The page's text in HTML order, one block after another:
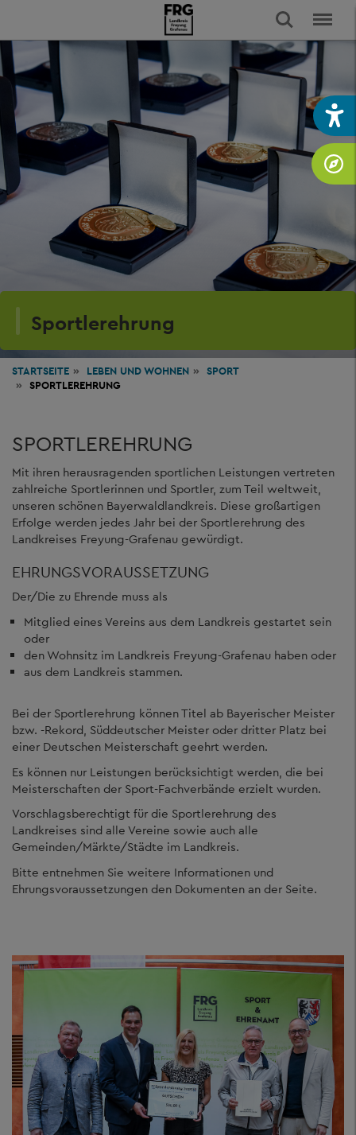
Sportlerehrung
STARTSEITE LEBEN UND WOHNEN
SPORT
SPORTLEREHRUNG
SPORTLEREHRUNG
Mit ihren herausragenden sportlichen Leistungen vertreten
zahlreiche Sportlerinnen und Sportler, zum Teil weltweit,
unseren schönen Bayerwaldlandkreis. Diese großartigen
Erfolge werden jedes Jahr bei der Sportlerehrung des
Landkreises Freyung-Grafenau gewürdigt.
EHRUNGSVORAUSSETZUNG
Der/Die zu Ehrende muss als
Mitglied eines Vereins aus dem Landkreis gestartet sein
oder
den Wohnsitz im Landkreis Freyung-Grafenau haben oder
aus dem Landkreis stammen.
Bei der Sportlerehrung können Titel ab Bayerischer Meister
bzw. -Rekord, Süddeutscher Meister oder dritter Platz bei
einer Deutschen Meisterschaft geehrt werden.
Es können nur Leistungen berücksichtigt werden, die bei
Meisterschaften der Sport-Fachverbände erzielt wurden.
Vorschlagsberechtigt für die Sportlerehrung des
Landkreises sind alle Vereine sowie auch alle
Gemeinden/Märkte/Städte im Landkreis.
Bitte entnehmen Sie weitere Informationen und
Ehrungsvoraussetzungen den Dokumenten an der Seite.